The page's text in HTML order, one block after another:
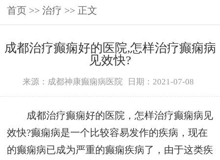
首页 >> 治疗 >> 正文
成都治疗癫痫好的医院,怎样治疗癫痫病
见效快?
来源：成都神康癫痫病医院 日期：2021-07-08
成都治疗癫痫好的医院，怎样治疗癫痫病见
效快?癫痫病是一个比较容易发作的疾病，现在
的癫痫病已成为严重的癫痫疾病了，由于这类疾